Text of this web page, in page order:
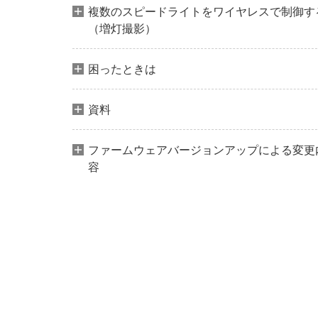
複数のスピードライトをワイヤレスで制御す
（増灯撮影）
困ったときは
資料
ファームウェアバージョンアップによる変
容